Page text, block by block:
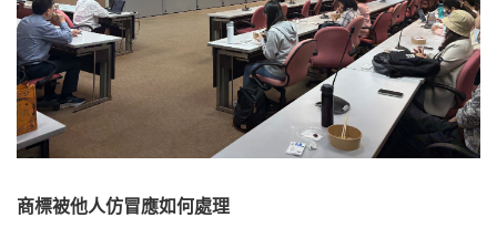
商標被他人仿冒應如何處理